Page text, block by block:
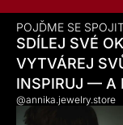
POJĎME SE
SDÍLEJ SVÉ
VYTVÁREJ
INSPIRUJ — A
@annika.jewelry.store